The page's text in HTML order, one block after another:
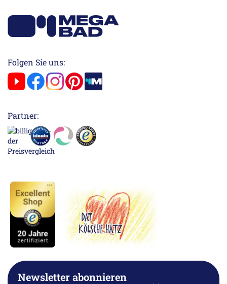
Folgen Sie uns:
Partner:
Newsletter abonnieren